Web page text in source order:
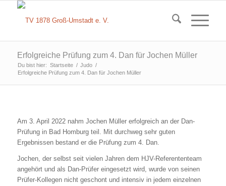
Erfolgreiche Prüfung zum 4. Dan für Jochen Müller
Du bist hier: Startseite / Judo /
Erfolgreiche Prüfung zum 4. Dan für Jochen Müller
Am 3. April 2022 nahm Jochen Müller erfolgreich an der Dan-
Prüfung in Bad Homburg teil. Mit durchweg sehr guten
Ergebnissen bestand er die Prüfung zum 4. Dan.
Jochen, der selbst seit vielen Jahren dem HJV-Referententeam
angehört und als Dan-Prüfer eingesetzt wird, wurde von seinen
Prüfer-Kollegen nicht geschont und intensiv in jedem einzelnen